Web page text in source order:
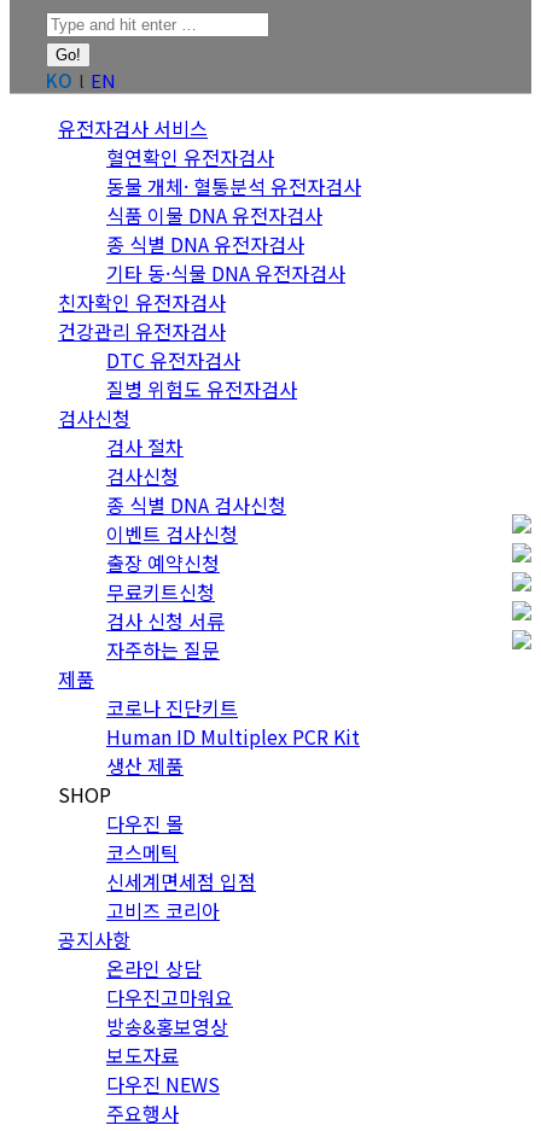
Search:
KO EN
유전자검사 서비스
혈연확인 유전자검사
동물 개체· 혈통분석 유전자검사
식품 이물 DNA 유전자검사
종 식별 DNA 유전자검사
기타 동·식물 DNA 유전자검사
친자확인 유전자검사
건강관리 유전자검사
DTC 유전자검사
질병 위험도 유전자검사
검사신청
검사 절차
검사신청
종 식별 DNA 검사신청
이벤트 검사신청
출장 예약신청
무료키트신청
검사 신청 서류
자주하는 질문
제품
코로나 진단키트
Human ID Multiplex PCR Kit
생산 제품
SHOP
다우진 몰
코스메틱
신세계면세점 입점
고비즈 코리아
공지사항
온라인 상담
다우진고마워요
방송&홍보영상
보도자료
다우진 NEWS
주요행사